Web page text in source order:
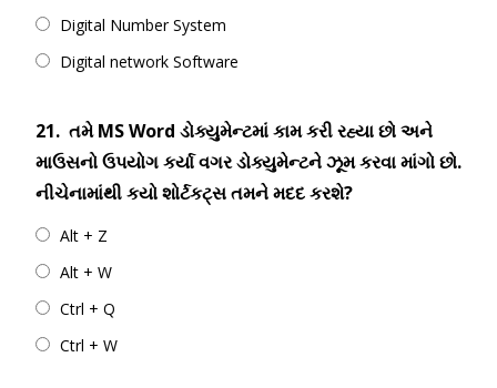
Digital Number System
Digital network Software
21. તમે MS Word ડોક્યુમેન્ટમાં કામ કરી રહ્યા છો અને
માઉસનો ઉપયોગ કર્યા વગર ડોક્યુમેન્ટને ઝૂમ કરવા માંગો છો.
નીચેનામાંથી કયો શોર્ટકટ્સ તમને મદદ કરશે?
Alt + Z
Alt + W
Ctrl + Q
Ctrl + W